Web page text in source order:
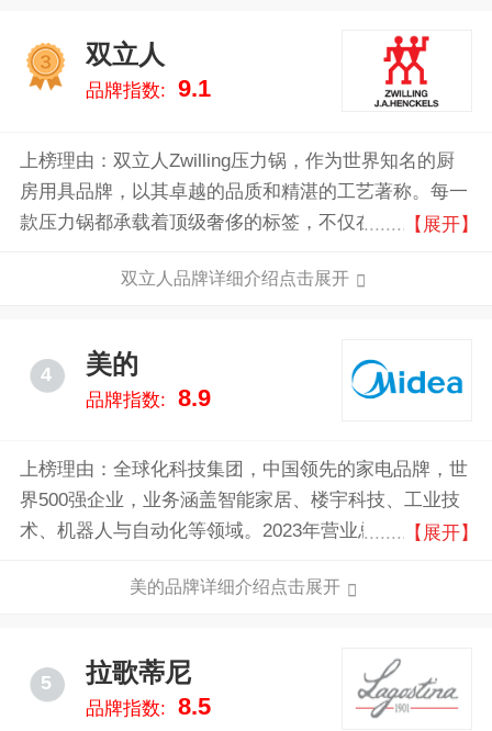
双立人
品牌指数: 9.1
上榜理由：双立人Zwilling压力锅，作为世界知名的厨
房用具品牌，以其卓越的品质和精湛的工艺著称。每一
款压力锅都承载着顶级奢侈的标签，不仅在设计上极具
钢结构，保证了均匀的加热效果，让烹饪过程更加高效
【展开】
双立人品牌详细介绍点击展开
4 美的
品牌指数: 8.9
上榜理由：全球化科技集团，中国领先的家电品牌，世
界500强企业，业务涵盖智能家居、楼宇科技、工业技
术、机器人与自动化等领域。2023年营业总收入达到
于通过科技创新提升全球用户的生活品质。
【展开】
美的品牌详细介绍点击展开
5 拉歌蒂尼
品牌指数: 8.5